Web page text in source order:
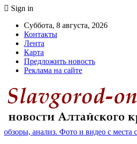
Sign in
Суббота, 8 августа, 2026
Контакты
Лента
Карта
Предложить новость
Реклама на сайте
обзоры, анализ. Фото и видео с места